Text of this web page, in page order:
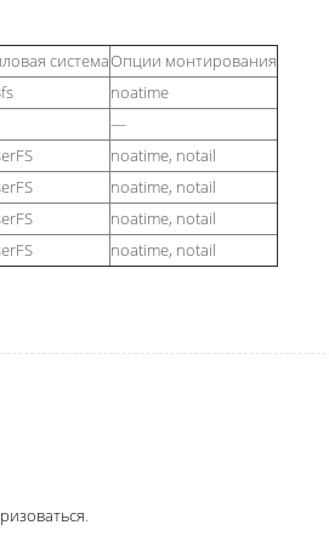
системаОпции монтирования
noatime
—
noatime, notail
noatime, notail
noatime, notail
noatime, notail
.